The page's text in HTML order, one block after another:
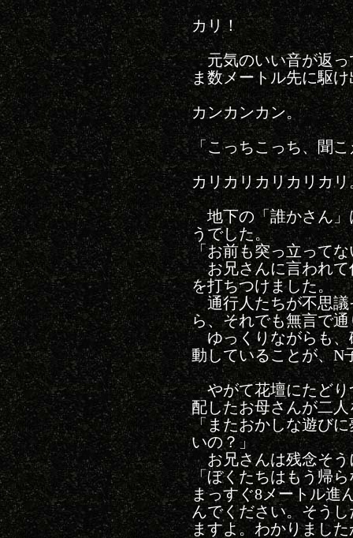
カリ！
元気のいい音が返っ
ま数メートル先に駆
カンカンカン。
「こっちこっち、聞
カリカリカリカリカリ
地下の「誰かさん」
うでした。
「お前も突っ立って
お兄さんに言われて
を打ちつけました。
通行人たちが不思議
ら、それでも無言で
ゆっくりながらも、
動していることが、N
やがて花壇にたどり
配したお母さんが二
「またおかしな遊び
いの？」
お兄さんは残念そう
「ぼくたちはもう帰
まっすぐ8メートル進
んでください。そう
ますよ。わかりました